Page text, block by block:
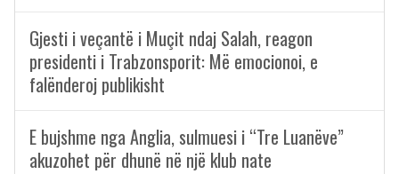
Gjesti i veçantë i Muçit ndaj Salah, reagon
presidenti i Trabzonsporit: Më emocionoi, e
falënderoj publikisht
E bujshme nga Anglia, sulmuesi i “Tre Luanëve”
akuzohet për dhunë në një klub nate